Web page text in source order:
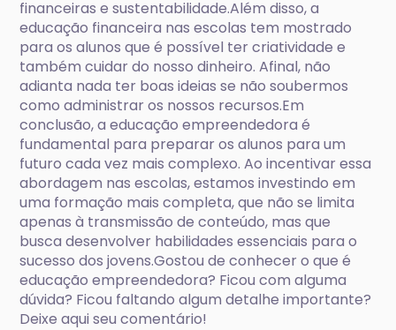
financeiras e sustentabilidade.Além disso, a
educação financeira nas escolas tem mostrado
para os alunos que é possível ter criatividade e
também cuidar do nosso dinheiro. Afinal, não
adianta nada ter boas ideias se não soubermos
como administrar os nossos recursos.Em
conclusão, a educação empreendedora é
fundamental para preparar os alunos para um
futuro cada vez mais complexo. Ao incentivar essa
abordagem nas escolas, estamos investindo em
uma formação mais completa, que não se limita
apenas à transmissão de conteúdo, mas que
busca desenvolver habilidades essenciais para o
sucesso dos jovens.Gostou de conhecer o que é
educação empreendedora? Ficou com alguma
dúvida? Ficou faltando algum detalhe importante?
Deixe aqui seu comentário!